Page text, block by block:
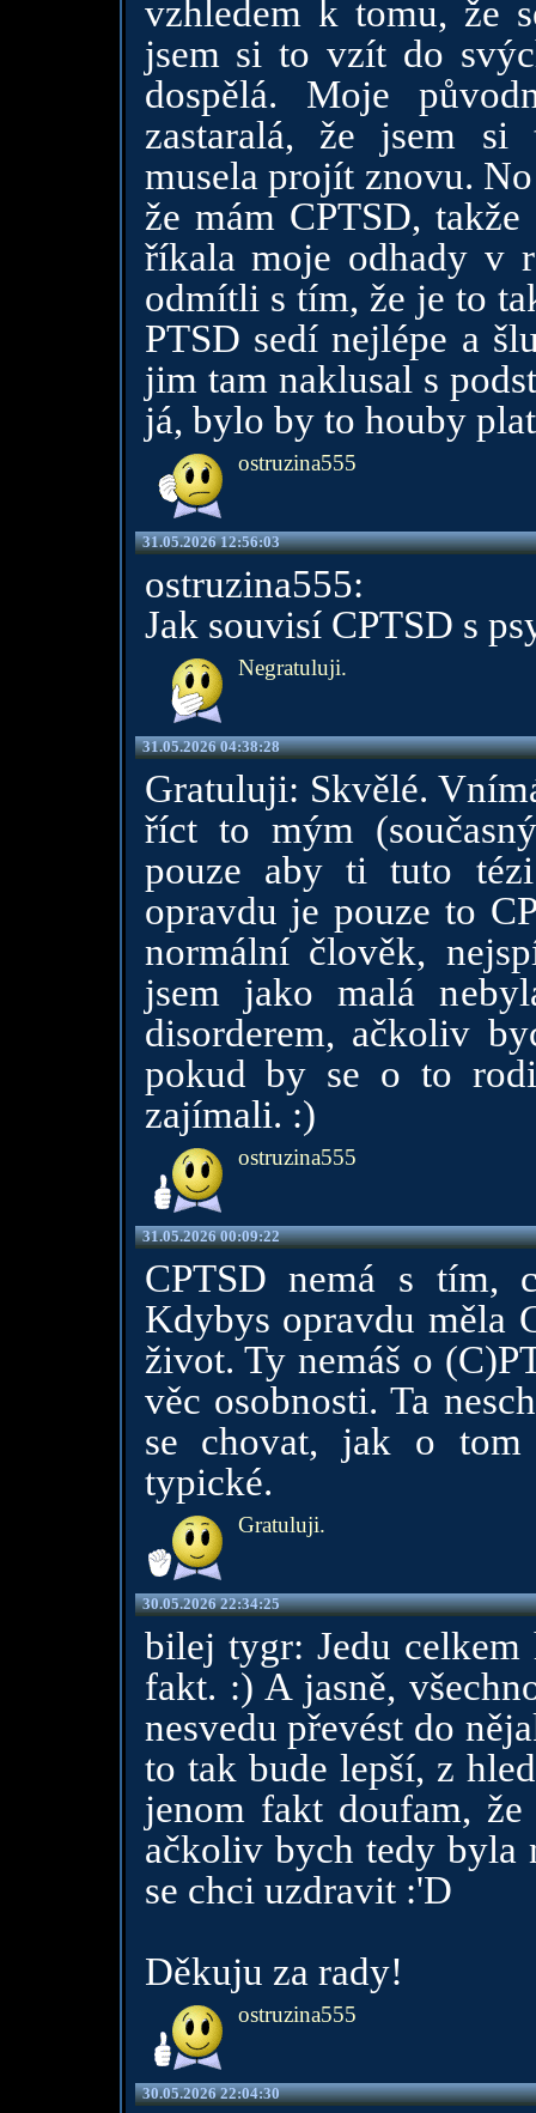
vzhledem k tomu, že
jsem si to vzít do
dospělá. Moje
zastaralá, že jsem si
musela projít znovu.
že mám CPTSD,
říkala moje odhady v
odmítli s tím, že je to
PTSD sedí nejlépe a
jim tam naklusal s
já, bylo by to houby
ostruzina555
31.05.2026 12:56:03
ostruzina555:
Jak souvisí CPTSD s
Negratuluji.
31.05.2026 04:38:28
Gratuluji: Skvělé.
říct to mým
pouze aby ti tuto
opravdu je pouze to
normální člověk,
jsem jako malá
disorderem, ačkoliv
pokud by se o to
zajímali. :)
ostruzina555
31.05.2026 00:09:22
CPTSD nemá s tím,
Kdybys opravdu měla
život. Ty nemáš o
věc osobnosti. Ta
se chovat, jak o
typické.
Gratuluji.
30.05.2026 22:34:25
bilej tygr: Jedu celkem
fakt. :) A jasně,
nesvedu převést do
to tak bude lepší, z
jenom fakt doufam,
ačkoliv bych tedy byla
se chci uzdravit :'D
Děkuju za rady!
ostruzina555
30.05.2026 22:04:30